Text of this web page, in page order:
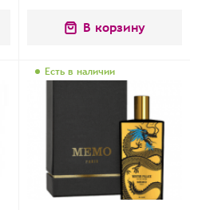
В корзину
Есть в наличии